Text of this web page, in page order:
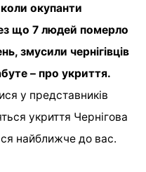
коли окупанти
що 7 людей померло
змусили чернігівців
– про укриття.
у представників
укриття Чернігова
найближче до вас.